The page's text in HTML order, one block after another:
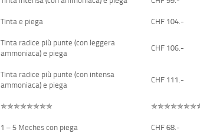
Tinta e piega
CHF 104.-
Tinta radice più punte (con leggera
ammoniaca) e piega
CHF 106.-
Tinta radice più punte (con intensa
ammoniaca) e piega
CHF 111.-
✯✯✯✯✯✯✯✯
1 – 5 Meches con piega
CHF 68.-